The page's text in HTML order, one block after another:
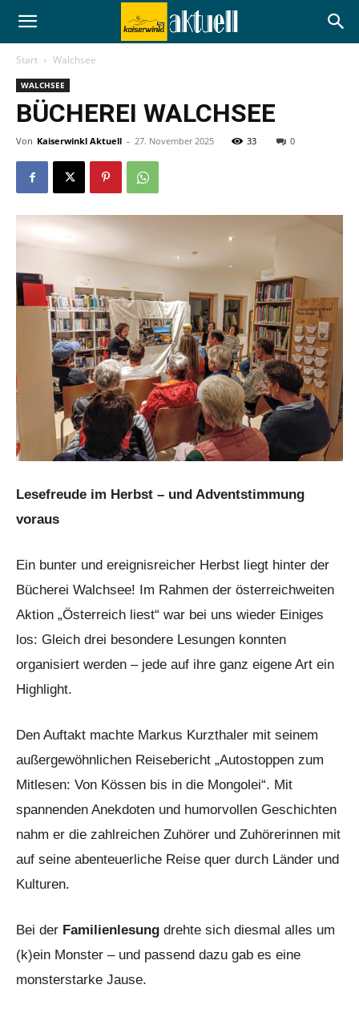
Start Walchsee
WALCHSEE
BÜCHEREI WALCHSEE
Von Kaiserwinkl Aktuell - 27. November 2025 33 0
Lesefreude im Herbst – und Adventstimmung
voraus
Ein bunter und ereignisreicher Herbst liegt hinter der
Bücherei Walchsee! Im Rahmen der österreichweiten
Aktion „Österreich liest“ war bei uns wieder Einiges
los: Gleich drei besondere Lesungen konnten
organisiert werden – jede auf ihre ganz eigene Art ein
Highlight.
Den Auftakt machte Markus Kurzthaler mit seinem
außergewöhnlichen Reisebericht „Autostoppen zum
Mitlesen: Von Kössen bis in die Mongolei“. Mit
spannenden Anekdoten und humorvollen Geschichten
nahm er die zahlreichen Zuhörer und Zuhörerinnen mit
auf seine abenteuerliche Reise quer durch Länder und
Kulturen.
Bei der Familienlesung drehte sich diesmal alles um
(k)ein Monster – und passend dazu gab es eine
monsterstarke Jause.